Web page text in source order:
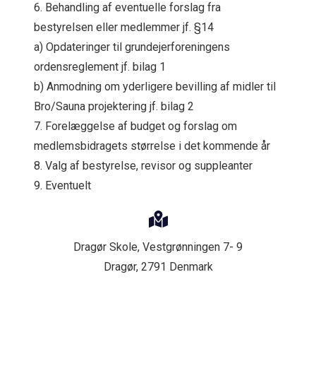
6. Behandling af eventuelle forslag fra
bestyrelsen eller medlemmer jf. §14
a) Opdateringer til grundejerforeningens
ordensreglement jf. bilag 1
b) Anmodning om yderligere bevilling af midler til
Bro/Sauna projektering jf. bilag 2
7. Forelæggelse af budget og forslag om
medlemsbidragets størrelse i det kommende år
8. Valg af bestyrelse, revisor og suppleanter
9. Eventuelt
Dragør Skole, Vestgrønningen 7- 9
Dragør, 2791 Denmark